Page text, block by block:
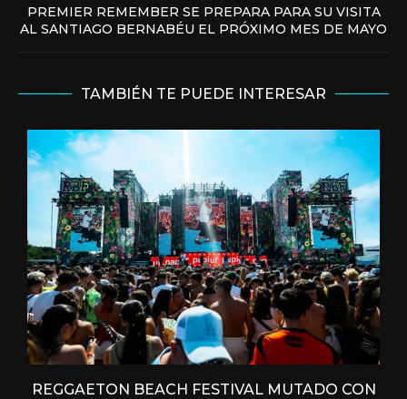
PREMIER REMEMBER SE PREPARA PARA SU VISITA
AL SANTIAGO BERNABÉU EL PRÓXIMO MES DE MAYO
TAMBIÉN TE PUEDE INTERESAR
REGGAETON BEACH FESTIVAL MUTADO CON